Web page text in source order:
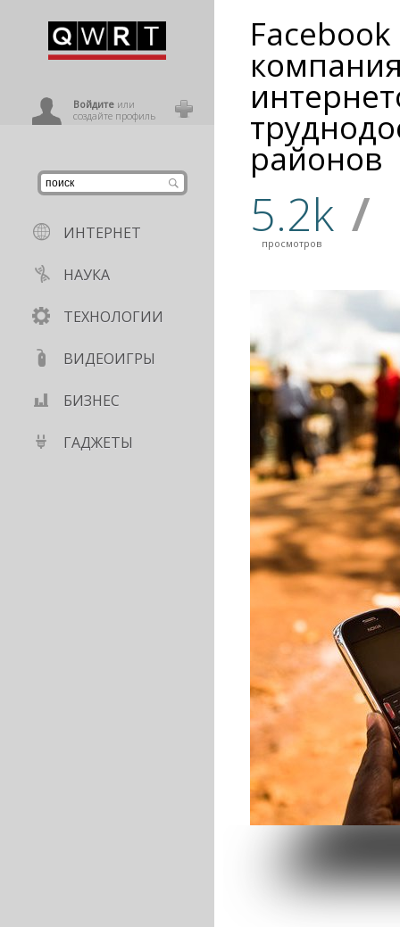
Войдитеили
создайте профиль
ИНТЕРНЕТ
НАУКА
ТЕХНОЛОГИИ
ВИДЕОИГРЫ
БИЗНЕС
ГАДЖЕТЫ
районов
5.2k
просмотров /